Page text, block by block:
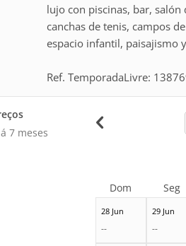
lujo con piscinas, bar, salón
canchas de tenis, campos
espacio infantil, paisajismo
Ref. TemporadaLivre:
7 meses
28 Jun
--
29 Jun
--
Dom Seg